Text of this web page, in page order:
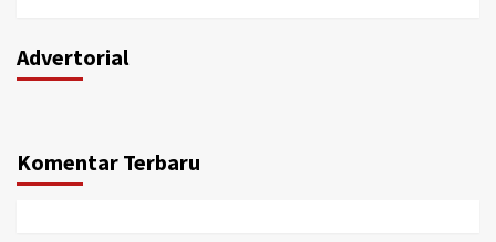
Advertorial
Komentar Terbaru